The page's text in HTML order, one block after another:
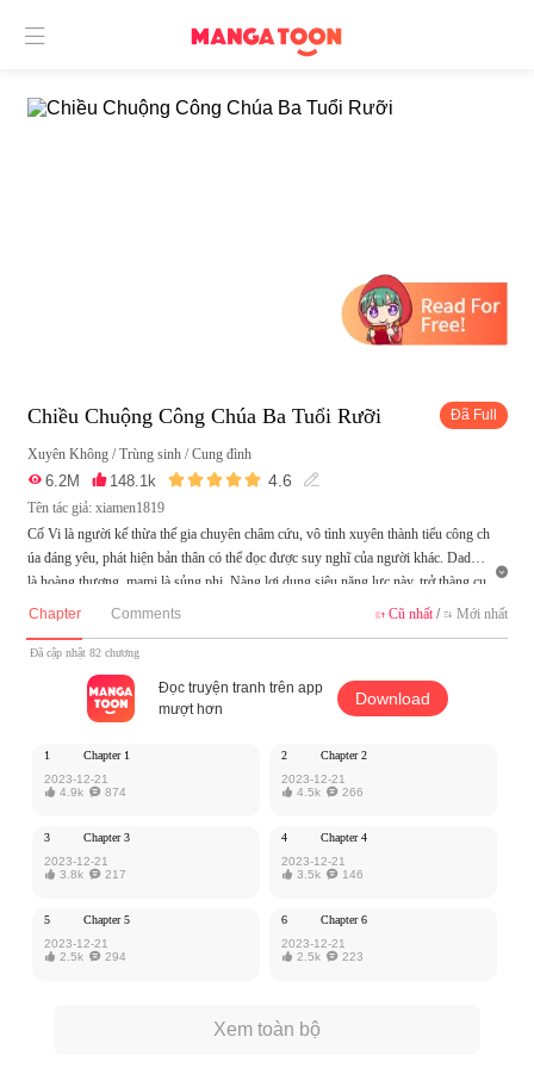

Chiều Chuộng Công Chúa Ba Tuổi Rưỡi Đã Full
Xuyên Không /Trùng sinh /Cung đình
 6.2M  148.1k  4.6 
Tên tác giả: xiamen1819
Cố Vi là người kế thừa thế gia chuyên châm cứu, vô tình xuyên thành tiểu công ch
úa đáng yêu, phát hiện bản thân có thể đọc được suy nghĩ của người khác. Daddy
là hoàng thượng, mami là sủng phi. Nàng lợi dụng siêu năng lực này, trở thàng cụ
c cưng của hoàng thượng, báu vật trong tay thái tử, gai nhọn trong tim vô số ngườ
Truyện này do xiamen1819 cho phép MangaToon đăng tải, nội dung chỉ là quan đ
iểm của bản thân tác giả, không thể hiện lập trường của MangaToon

Chapter Comments  Cũ nhất/  Mới nhất
Đã cập nhật 82 chương
Đọc truyện tranh trên app
mượt hơn
Download
1
Chapter 1
2023-12-21
 4.9k 874
2
Chapter 2
2023-12-21
 4.5k 266
3
Chapter 3
2023-12-21
 3.8k 217
4
Chapter 4
2023-12-21
 3.5k 146
5
Chapter 5
2023-12-21
 2.5k 294
6
Chapter 6
2023-12-21
 2.5k 223
Xem toàn bộ